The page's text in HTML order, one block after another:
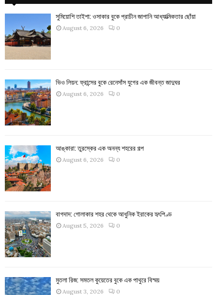
সুমিয়োশি তাইশা: ওসাকার বুকে প্রাচীন জাপানি আধ্যাত্মিকতার ছোঁয়া
August 6, 2026 0
ভিও লিয়ন: ফ্রান্সের বুকে রেনেসাঁস যুগের এক জীবন্ত জাদুঘর
August 6, 2026 0
আঙ্কারা: তুরস্কের এক অনন্য শহরের গল্প
August 6, 2026 0
বাগদাদ: গোলাকার শহর থেকে আধুনিক ইরাকের হৃৎপিণ্ড
August 5, 2026 0
মুতলা রিজ: সমতল কুয়েতের বুকে এক পাথুরে বিস্ময়
August 3, 2026 0